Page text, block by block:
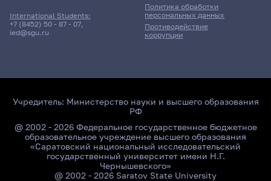
International Students:
+7 (8452) 50 - 87 - 07,
ied@sgu.ru
Политика обработки
персональных данных
Противодействие
коррупции
Учредитель: Министерство науки и высшего образования
РФ
@ 2002 - 2026 Федеральное государственное бюджетное
образовательное учреждение высшего образования
«Саратовский национальный исследовательский
государственный университет имени Н.Г.
Чернышевского»
@ 2002 - 2026 Saratov State University